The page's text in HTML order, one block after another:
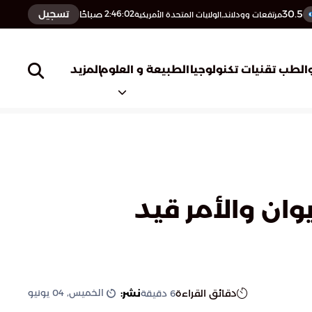
30.5مرتفعات وودلاند,الولايات المتحدة الأمريكية2:46:03 صباحًا تسجيل
تقنيات تكنولوجياالطبيعة و العلومالمزيد
والأمر قيد
دقائق القراءة6 دقيقةنشر: الخميس, 04 يونيو